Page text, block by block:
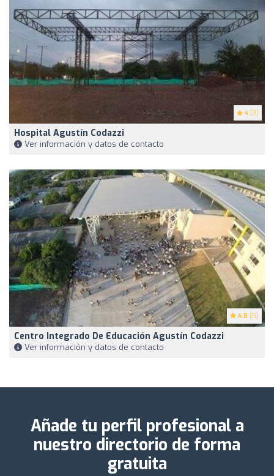
4 (3)
Hospital Agustín Codazzi
Ver información y datos de contacto
4.8 (5)
Centro Integrado De Educación Agustín Codazzi
Ver información y datos de contacto
Añade tu perfil profesional a
nuestro directorio de forma
gratuita